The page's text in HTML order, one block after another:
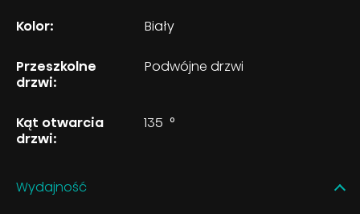
Kolor: Biały
Przeszkolne
drzwi:
Podwójne drzwi
Kąt otwarcia
drzwi:
135 °
Wydajność